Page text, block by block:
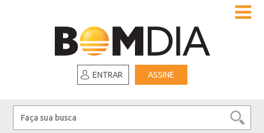
ENTRAR ASSINE